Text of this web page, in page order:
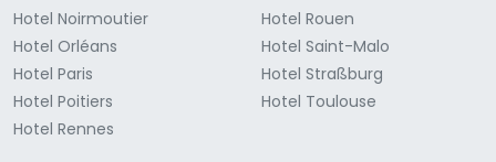
Hotel Noirmoutier
Hotel Orléans
Hotel Paris
Hotel Poitiers
Hotel Rennes
Hotel Rouen
Hotel Saint-Malo
Hotel Straßburg
Hotel Toulouse